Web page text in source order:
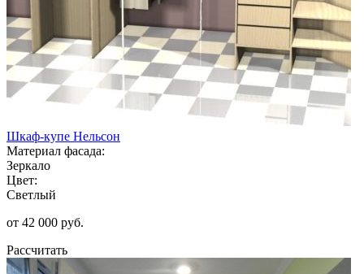
Шкаф-купе Нельсон
Материал фасада:
Зеркало
Цвет:
Светлый
от 42 000 руб.
Рассчитать